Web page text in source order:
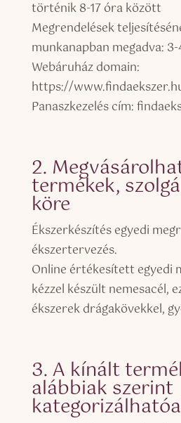
történik 8-17 óra között
Megrendelések
munkanapban megadva:
Webáruház domain:
https://
Panaszkezelés cím:
2.
termékek,
köre
Ékszerkészítés egyedi
ékszertervezés.
Online értékesített egyedi
kézzel készült nemesacél,
ékszerek drágakövekkel,
3. A kínált
alábbiak szerint